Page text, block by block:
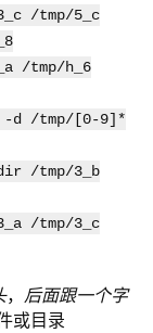
/tmp/5_c
/tmp/h_6
-d /tmp/[0-9]*
/tmp/3_b
/tmp/3_c
， 后面跟一个字
或目录